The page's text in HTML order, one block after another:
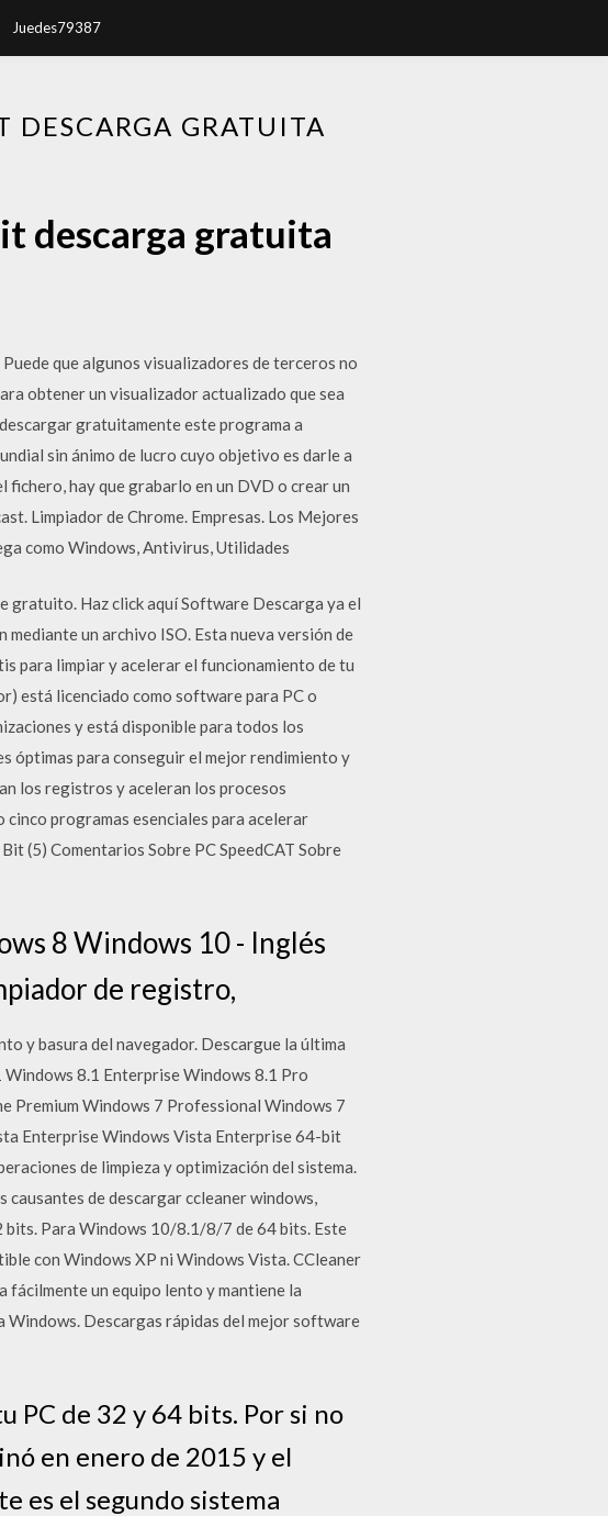
Juedes79387
GRATUITA
descarga gratuita
que algunos visualizadores de terceros no
obtener un visualizador actualizado que sea
gratuitamente este programa a
sin ánimo de lucro cuyo objetivo es darle a
hay que grabarlo en un DVD o crear un
Limpiador de Chrome. Empresas. Los Mejores
como Windows, Antivirus, Utilidades
gratuito. Haz click aquí Software Descarga ya el
un archivo ISO. Esta nueva versión de
para limpiar y acelerar el funcionamiento de tu
está licenciado como software para PC o
y está disponible para todos los
óptimas para conseguir el mejor rendimiento y
los registros y aceleran los procesos
programas esenciales para acelerar
(5) Comentarios Sobre PC SpeedCAT Sobre
8 Windows 10 - Inglés
de registro,
y basura del navegador. Descargue la última
8.1 Enterprise Windows 8.1 Pro
Premium Windows 7 Professional Windows 7
Enterprise Windows Vista Enterprise 64-bit
de limpieza y optimización del sistema.
de descargar ccleaner windows,
Para Windows 10/8.1/8/7 de 64 bits. Este
con Windows XP ni Windows Vista. CCleaner
fácilmente un equipo lento y mantiene la
Descargas rápidas del mejor software
PC de 32 y 64 bits. Por si no
en enero de 2015 y el
es el segundo sistema